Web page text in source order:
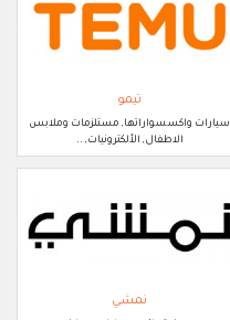
تيمو
سيارات واكسسواراتها, مستلزمات وملابس
الاطفال, الألكترونيات, ..
نمشي